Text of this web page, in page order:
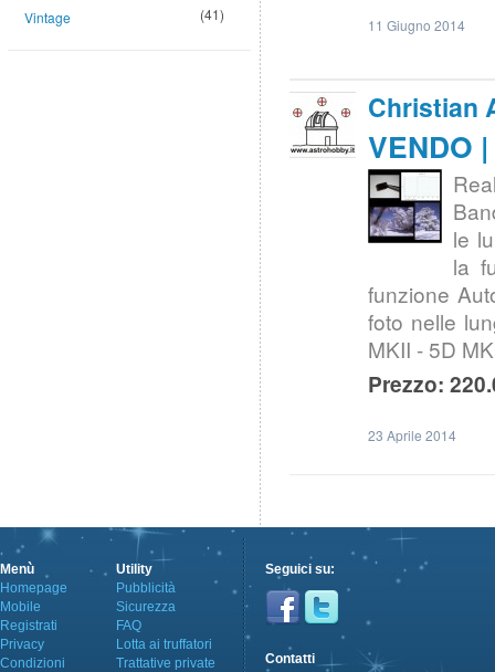
Vintage
(41)
11 Giugno 2014
Christian
VENDO
le
la
funzione
foto nelle
MKII - 5D
Prezzo:
23 Aprile 2014
Menù
Homepage
Mobile
Registrati
Privacy
Condizioni
Utility
Pubblicità
Sicurezza
FAQ
Lotta ai truffatori
Trattative private
Seguici su:
Contatti